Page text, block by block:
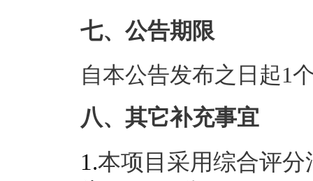
七、公告期限
自本公告发布之日起1
八、其它补充事宜
1.本项目采用综合评